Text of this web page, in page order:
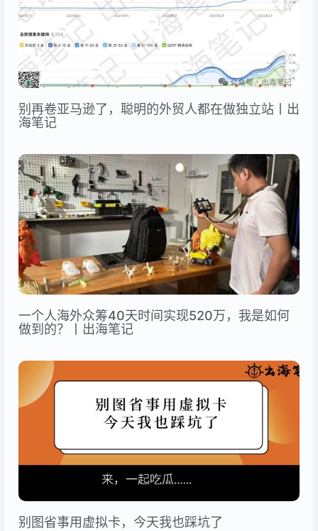
别再卷亚马逊了，聪明的外贸人都在做独立站丨出
海笔记
一个人海外众筹40天时间实现520万，我是如何
做到的？丨出海笔记
别图省事用虚拟卡，今天我也踩坑了